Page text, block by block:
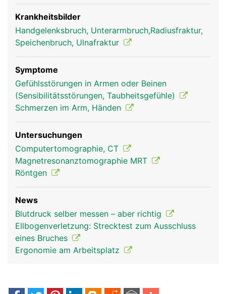
Ulna Frau Ulna Mann
Krankheitsbilder
Handgelenksbruch, Unterarmbruch,Radiusfraktur,
Speichenbruch, Ulnafraktur
Symptome
Gefühlsstörungen in Armen oder Beinen
(Sensibilitätsstörungen, Taubheitsgefühle)
Schmerzen im Arm, Händen
Untersuchungen
Computertomographie, CT
Magnetresonanztomographie MRT
Röntgen
News
Blutdruck selber messen – aber richtig
Ellbogenverletzung: Strecktest zum Ausschluss
eines Bruches
Ergonomie am Arbeitsplatz